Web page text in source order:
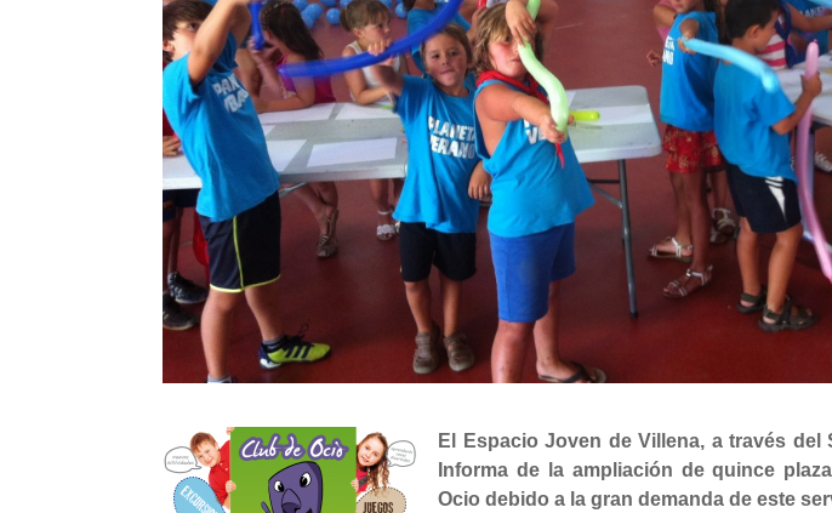
El Espacio Joven de Villena, a través del
Informa de la ampliación de quince
Ocio debido a la gran demanda de este